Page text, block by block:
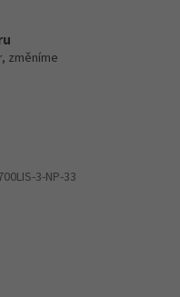
změníme
3-NP-33